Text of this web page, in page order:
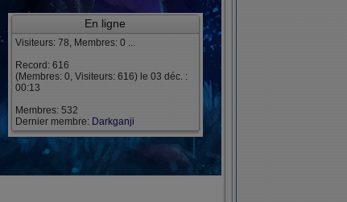
En ligne
Visiteurs: 78, Membres: 0 ...
Record: 616
(Membres: 0, Visiteurs: 616) le 03 déc. :
00:13
Membres: 532
Dernier membre: Darkganji